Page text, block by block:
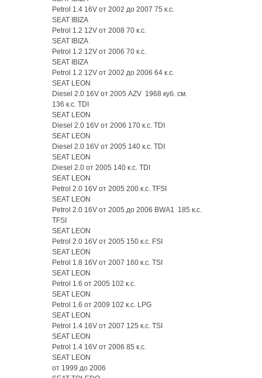
Petrol 1.4 16V от 2002 до 2007 75 к.с.
SEAT IBIZA
Petrol 1.2 12V от 2008 70 к.с.
SEAT IBIZA
Petrol 1.2 12V от 2006 70 к.с.
SEAT IBIZA
Petrol 1.2 12V от 2002 до 2006 64 к.с.
SEAT LEON
Diesel 2.0 16V от 2005 AZV 1968 куб. см.
136 к.с. TDI
SEAT LEON
Diesel 2.0 16V от 2006 170 к.с. TDI
SEAT LEON
Diesel 2.0 16V от 2005 140 к.с. TDI
SEAT LEON
Diesel 2.0 от 2005 140 к.с. TDI
SEAT LEON
Petrol 2.0 16V от 2005 200 к.с. TFSI
SEAT LEON
Petrol 2.0 16V от 2005 до 2006 BWA1 185 к.с.
TFSI
SEAT LEON
Petrol 2.0 16V от 2005 150 к.с. FSI
SEAT LEON
Petrol 1.8 16V от 2007 160 к.с. TSI
SEAT LEON
Petrol 1.6 от 2005 102 к.с.
SEAT LEON
Petrol 1.6 от 2009 102 к.с. LPG
SEAT LEON
Petrol 1.4 16V от 2007 125 к.с. TSI
SEAT LEON
Petrol 1.4 16V от 2006 85 к.с.
SEAT LEON
от 1999 до 2006